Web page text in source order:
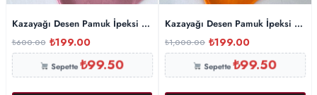
Kazayağı Desen Pamuk İpeksi Şal 44895 – Pamuk Şekeri
₺600.00 ₺199.00
Sepette₺99.50
Kazayağı Desen Pamuk İpeksi Şal
₺1,000.00 ₺199.00
Sepette₺99.50